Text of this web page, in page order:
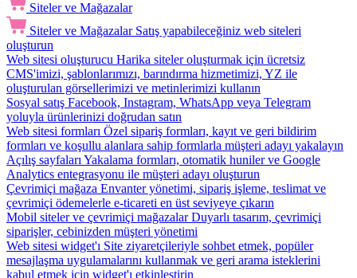
Siteler ve Mağazalar
Siteler ve Mağazalar Satış yapabileceğiniz web siteleri
oluşturun
Web sitesi oluşturucu Harika siteler oluşturmak için ücretsiz
CMS'imizi, şablonlarımızı, barındırma hizmetimizi, YZ ile
oluşturulan görsellerimizi ve metinlerimizi kullanın
Sosyal satış Facebook, Instagram, WhatsApp veya Telegram
yoluyla ürünlerinizi doğrudan satın
Web sitesi formları Özel sipariş formları, kayıt ve geri bildirim
formları ve koşullu alanlara sahip formlarla müşteri adayı yakalayın
Açılış sayfaları Yakalama formları, otomatik huniler ve Google
Analytics entegrasyonu ile müşteri adayı oluşturun
Çevrimiçi mağaza Envanter yönetimi, sipariş işleme, teslimat ve
çevrimiçi ödemelerle e-ticareti en üst seviyeye çıkarın
Mobil siteler ve çevrimiçi mağazalar Duyarlı tasarım, çevrimiçi
siparişler, cebinizden müşteri yönetimi
Web sitesi widget'ı Site ziyaretçileriyle sohbet etmek, popüler
mesajlaşma uygulamalarını kullanmak ve geri arama isteklerini
kabul etmek için widget'ı etkinleştirin